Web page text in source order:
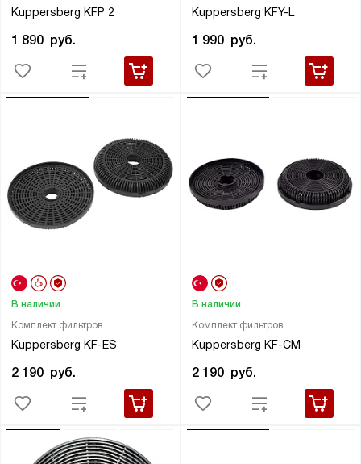
Kuppersberg KFP 2
1 890 руб.
Kuppersberg KFY-L
1 990 руб.
Комплект фильтров
Kuppersberg KF-ES
В наличии
2 190 руб.
Комплект фильтров
Kuppersberg KF-CM
В наличии
2 190 руб.